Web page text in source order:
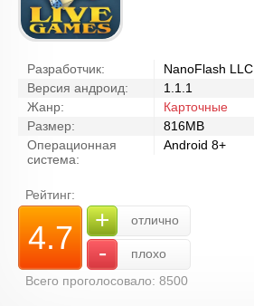
Разработчик:
NanoFlash LLC
Версия андроид:
1.1.1
Жанр:
Карточные
Размер:
816MB
Операционная
система:
Android 8+
Рейтинг:
4.7 + отлично
-
плохо
Всего проголосовало: 8500